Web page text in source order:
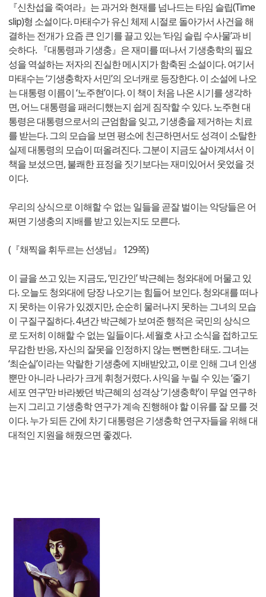
『신찬섭을 죽여라』는 과거와 현재를 넘나드는 타임 슬립(Time
slip)형 소설이다. 마태수가 유신 체제 시절로 돌아가서 사건을 해
결하는 전개가 요즘 큰 인기를 끌고 있는 ‘타임 슬립 수사물’과 비
슷하다. 『대통령과 기생충』은 재미를 떠나서 기생충학의 필요
성을 역설하는 저자의 진실한 메시지가 함축된 소설이다. 여기서
마태수는 ‘기생충학자 서민’의 오너캐로 등장한다. 이 소설에 나오
는 대통령 이름이 ‘노주현’이다. 이 책이 처음 나온 시기를 생각하
면, 어느 대통령을 패러디했는지 쉽게 짐작할 수 있다. 노주현 대
통령은 대통령으로서의 근엄함을 잊고, 기생충을 제거하는 치료
를 받는다. 그의 모습을 보면 평소에 친근하면서도 성격이 소탈한
실제 대통령의 모습이 떠올려진다. 그분이 지금도 살아계셔서 이
책을 보셨으면, 불쾌한 표정을 짓기보다는 재미있어서 웃었을 것
이다.
우리의 상식으로 이해할 수 없는 일들을 곧잘 벌이는 악당들은 어
쩌면 기생충의 지배를 받고 있는지도 모른다.
(『채찍을 휘두르는 선생님』 129쪽)
이 글을 쓰고 있는 지금도, ‘민간인’ 박근혜는 청와대에 머물고 있
다. 오늘도 청와대에 당장 나오기는 힘들어 보인다. 청와대를 떠나
지 못하는 이유가 있겠지만, 순순히 물러나지 못하는 그녀의 모습
이 구질구질하다. 4년간 박근혜가 보여준 행적은 국민의 상식으
로 도저히 이해할 수 없는 일들이다. 세월호 사고 소식을 접하고도
무감한 반응, 자신의 잘못을 인정하지 않는 뻔뻔한 태도. 그녀는
‘최순실’이라는 악랄한 기생충에 지배받았고, 이로 인해 그녀 인생
뿐만 아니라 나라가 크게 휘청거렸다. 사익을 누릴 수 있는 ‘줄기
세포 연구’만 바라봤던 박근혜의 성격상 ‘기생충학’이 무얼 연구하
는지 그리고 기생충학 연구가 계속 진행해야 할 이유를 잘 모를 것
이다. 누가 되든 간에 차기 대통령은 기생충학 연구자들을 위해 대
대적인 지원을 해줬으면 좋겠다.